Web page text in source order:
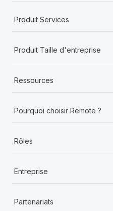
Produit Services
Produit Taille d'entreprise
Ressources
Pourquoi choisir Remote ?
Rôles
Entreprise
Partenariats